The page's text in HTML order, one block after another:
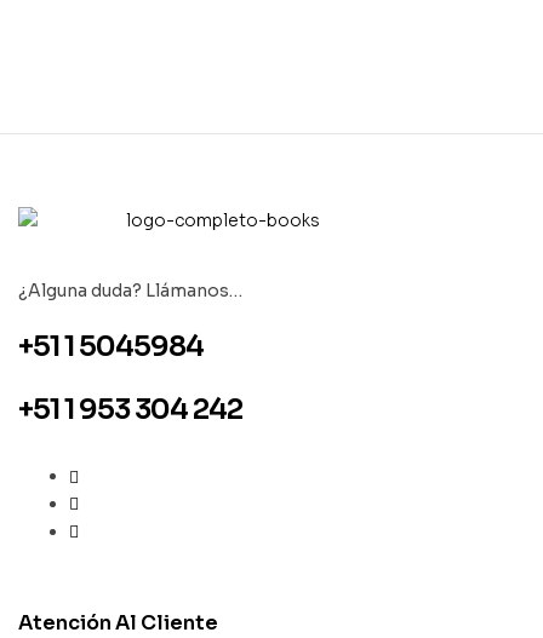
¿Alguna duda? Llámanos…
+51 1 5045984
+51 1 953 304 242
Atención Al Cliente